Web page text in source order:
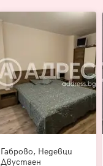
Габрово, Недевци
Двустаен